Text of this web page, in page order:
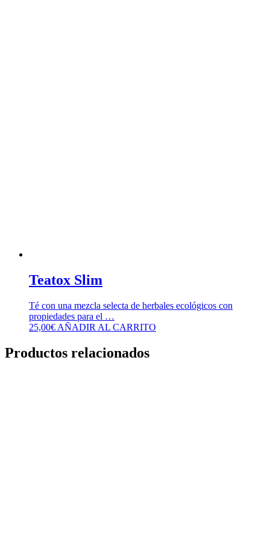
Teatox Slim
Té con una mezcla selecta de herbales ecológicos con
propiedades para el …
25,00€ AÑADIR AL CARRITO
Productos relacionados